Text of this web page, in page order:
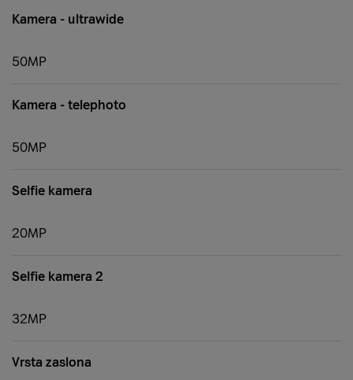
Kamera - ultrawide
50MP
Kamera - telephoto
50MP
Selfie kamera
20MP
Selfie kamera 2
32MP
Vrsta zaslona